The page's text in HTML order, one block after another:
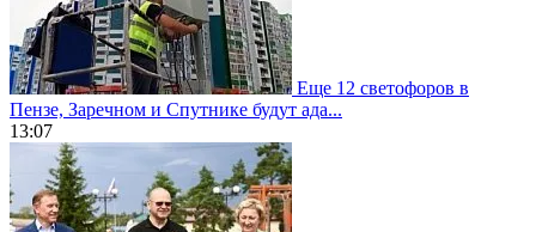
Еще 12 светофоров в
Пензе, Заречном и Спутнике будут ада...
13:07